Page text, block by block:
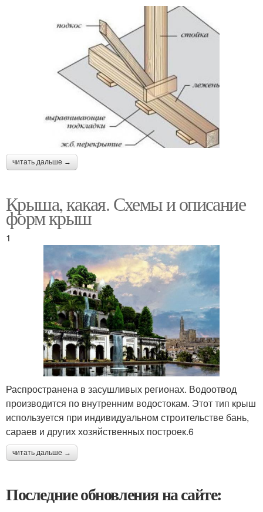
читать дальше →
Крыша, какая. Схемы и описание
форм крыш
1
Распространена в засушливых регионах. Водоотвод
производится по внутренним водостокам. Этот тип крыш
используется при индивидуальном строительстве бань,
сараев и других хозяйственных построек.6
читать дальше →
Последние обновления на сайте: